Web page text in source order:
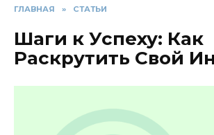
ГЛАВНАЯ » СТАТЬИ
Шаги к Успеху: Как
Раскрутить Свой